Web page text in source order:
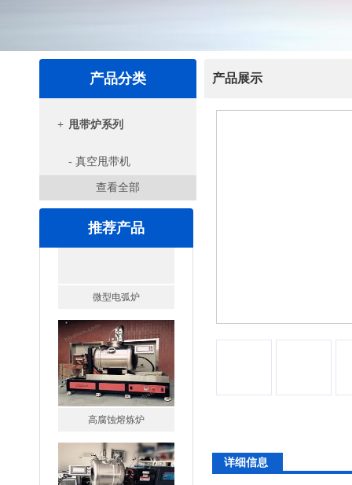
产品分类
+ 甩带炉系列
- 真空甩带机
查看全部
推荐产品
高腐蚀熔炼炉
一托二真空熔炼炉
产品展示
详细信息